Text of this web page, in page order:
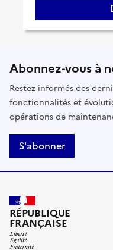
Abonnez-vous à
Restez informés des
fonctionnalités et
opérations de
S'abonner
RÉPUBLIQUE
FRANÇAISE